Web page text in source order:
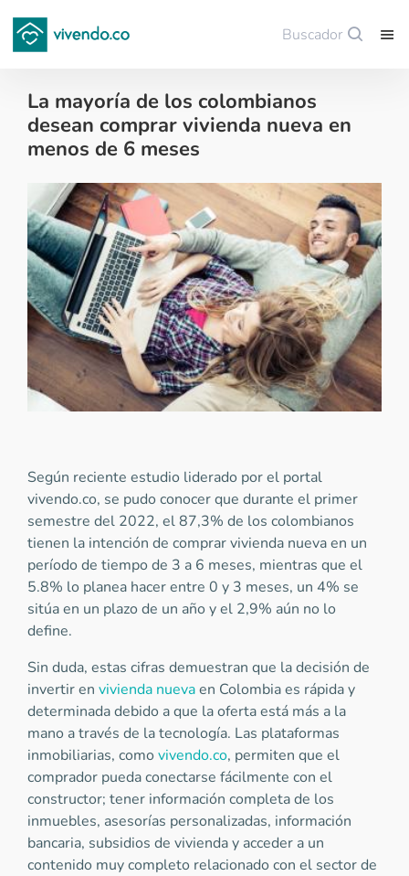
Buscador
La mayoría de los colombianos
desean comprar vivienda nueva en
menos de 6 meses
Noticias de finca raíz - 2022-07-27
Según reciente estudio liderado por el portal
vivendo.co, se pudo conocer que durante el primer
semestre del 2022, el 87,3% de los colombianos
tienen la intención de comprar vivienda nueva en un
período de tiempo de 3 a 6 meses, mientras que el
5.8% lo planea hacer entre 0 y 3 meses, un 4% se
sitúa en un plazo de un año y el 2,9% aún no lo
define.
Sin duda, estas cifras demuestran que la decisión de
invertir en vivienda nuevaen Colombia es rápida y
determinada debido a que la oferta está más a la
mano a través de la tecnología. Las plataformas
inmobiliarias, comovivendo.co, permiten que el
comprador pueda conectarse fácilmente con el
constructor; tener información completa de los
inmuebles, asesorías personalizadas, información
bancaria, subsidios de vivienda y acceder a un
contenido muy completo relacionado con el sector de
Guardar